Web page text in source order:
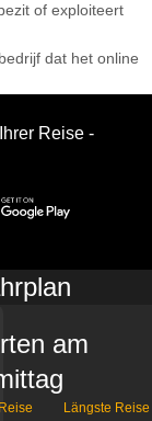
of exploiteert
dat het online
Reise -
am
Längste Reise